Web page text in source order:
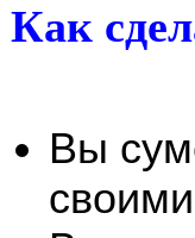
Как
Вы